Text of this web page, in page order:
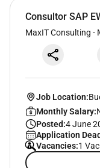
Consultor SAP
MaxIT Consulting -
Job Location:
Monthly Salary:
Posted:4 June
Application
Vacancies:1